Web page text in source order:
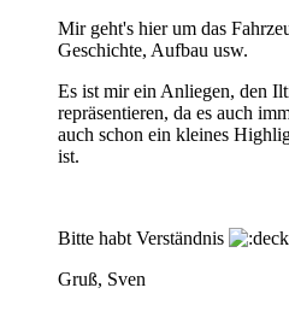
Mir geht's hier um das
Geschichte, Aufbau usw.
Es ist mir ein Anliegen, den
repräsentieren, da es auch
auch schon ein kleines
ist.
Bitte habt Verständnis
Gruß, Sven